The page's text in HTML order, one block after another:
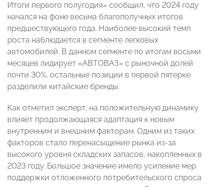
Итоги первого полугодия» сообщил, что 2024 году
начался на фоне весьма благополучных итогов
предшествующего года. Наиболее высокий темп
роста наблюдается в сегменте легковых
автомобилей. В данном сегменте по итогам восьми
месяцев лидирует «АВТОВАЗ» с рыночной долей
почти 30%, остальные позиции в первой пятерке
разделили китайские бренды.
Как отметил эксперт, на положительную динамику
влияет продолжающаяся адаптация к новым
внутренним и внешним факторам. Одним из таких
факторов стало перенасыщение рынка из-за
высокого уровня складских запасов, накопленных в
2023 году. Большое значение имело усиление мер
поддержки отложенного потребительского спроса